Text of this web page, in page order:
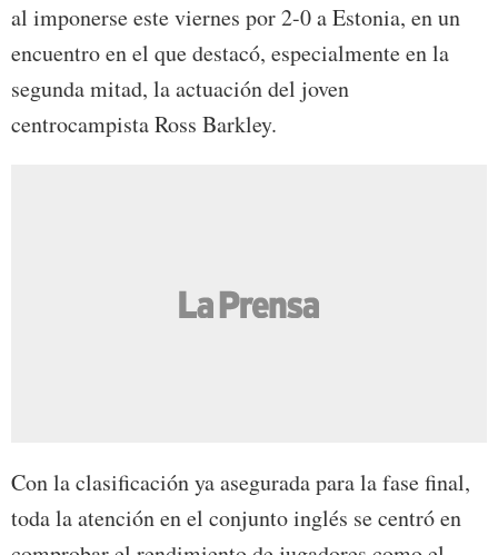
al imponerse este viernes por 2-0 a Estonia, en un
encuentro en el que destacó, especialmente en la
segunda mitad, la actuación del joven
centrocampista Ross Barkley.
Con la clasificación ya asegurada para la fase final,
toda la atención en el conjunto inglés se centró en